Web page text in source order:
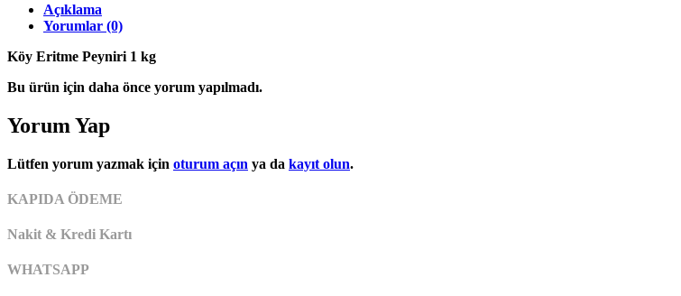
Açıklama
Yorumlar (0)
Köy Eritme Peyniri 1 kg
Bu ürün için daha önce yorum yapılmadı.
Yorum Yap
Lütfen yorum yazmak için oturum açın ya da kayıt olun.
KAPIDA ÖDEME
Nakit & Kredi Kartı
WHATSAPP